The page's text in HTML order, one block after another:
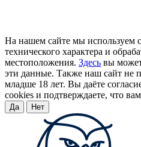
На нашем сайте мы используем
технического характера и
местоположения. Здесь вы
эти данные. Также наш сайт не
младше 18 лет. Вы даёте
cookies и подтверждаете, что
Да Нет